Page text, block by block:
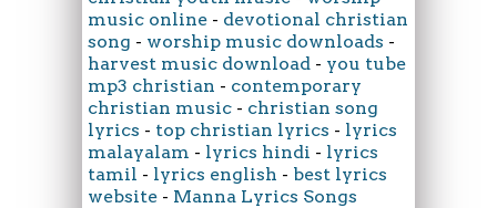
music online - devotional christian
song - worship music downloads -
harvest music download - you tube
mp3 christian - contemporary
christian music - christian song
lyrics - top christian lyrics - lyrics
malayalam - lyrics hindi - lyrics
tamil - lyrics english - best lyrics
website - Manna Lyrics Songs